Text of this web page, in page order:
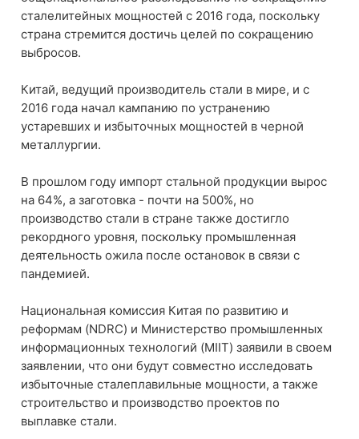
сталелитейных мощностей с 2016 года, поскольку
страна стремится достичь целей по сокращению
выбросов.
Китай, ведущий производитель стали в мире, и с
2016 года начал кампанию по устранению
устаревших и избыточных мощностей в черной
металлургии.
В прошлом году импорт стальной продукции вырос
на 64%, а заготовка - почти на 500%, но
производство стали в стране также достигло
рекордного уровня, поскольку промышленная
деятельность ожила после остановок в связи с
пандемией.
Национальная комиссия Китая по развитию и
реформам (NDRC) и Министерство промышленных
информационных технологий (MIIT) заявили в своем
заявлении, что они будут совместно исследовать
избыточные сталеплавильные мощности, а также
строительство и производство проектов по
выплавке стали.